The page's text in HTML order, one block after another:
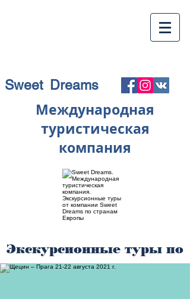
Sweet Dreams
Международная
туристическая
компания
Экскурсионные туры по
странам Европы